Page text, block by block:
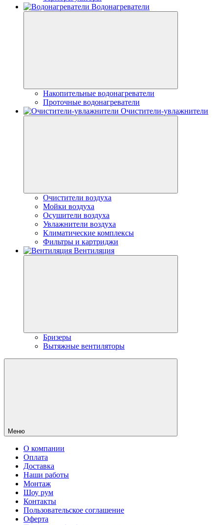
Водонагреватели
Накопительные водонагреватели
Проточные водонагреватели
Очистители-увлажнители
Очистители воздуха
Мойки воздуха
Осушители воздуха
Увлажнители воздуха
Климатические комплексы
Фильтры и картриджи
Вентиляция
Бризеры
Вытяжные вентиляторы
Меню
О компании
Оплата
Доставка
Наши работы
Монтаж
Шоу рум
Контакты
Пользовательское соглашение
Оферта